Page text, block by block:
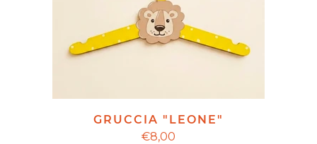
GRUCCIA "LEONE"
€8,00